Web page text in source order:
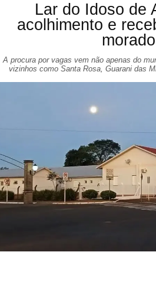
Lar do Idoso de
acolhimento e
A procura por vagas vem não apenas do
vizinhos como Santa Rosa, Guarani das